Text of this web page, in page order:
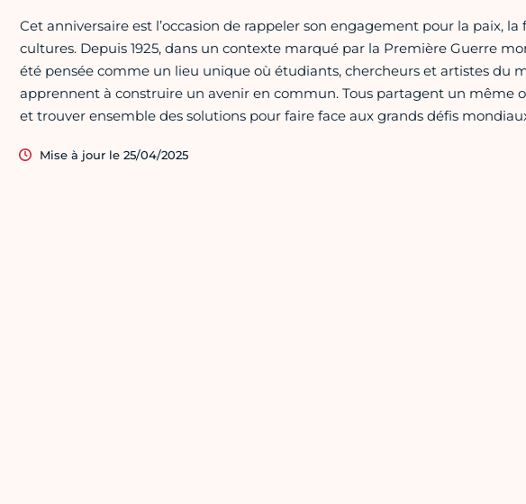
Cet anniversaire est l’occasion de rappeler son engagement pour la paix,
cultures. Depuis 1925, dans un contexte marqué par la Première Guerre
été pensée comme un lieu unique où étudiants, chercheurs et artistes du
apprennent à construire un avenir en commun. Tous partagent un même
et trouver ensemble des solutions pour faire face aux grands défis
Mise à jour le 25/04/2025